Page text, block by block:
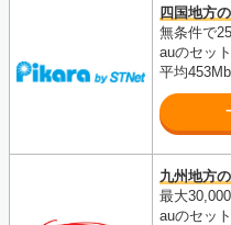
四国地方
無条件で
auのセッ
平均
九州地方
最大
auのセッ